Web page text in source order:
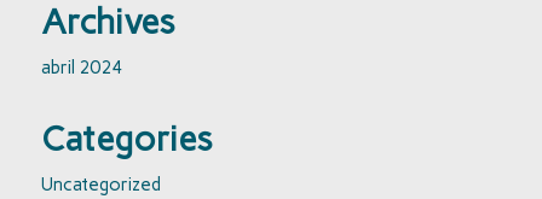
Archives
abril 2024
Categories
Uncategorized